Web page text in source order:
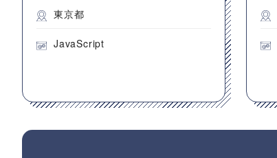
東京都
JavaScript